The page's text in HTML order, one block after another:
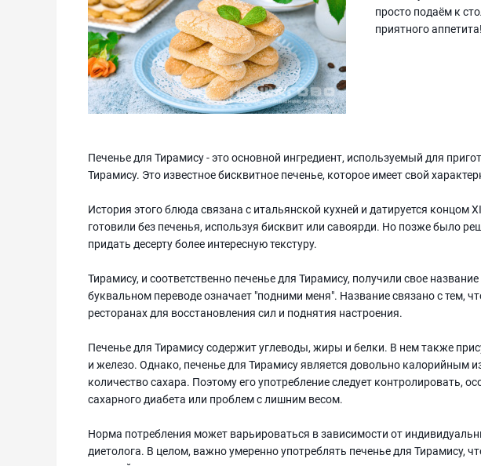
просто подаём к
приятного аппетита!
Печенье для Тирамису - это основной ингредиент, используемый для
Тирамису. Это известное бисквитное печенье, которое имеет свой
История этого блюда связана с итальянской кухней и датируется концом
готовили без печенья, используя бисквит или савоярди. Но позже было
придать десерту более интересную текстуру.
Тирамису, и соответственно печенье для Тирамису, получили свое
буквальном переводе означает "подними меня". Название связано с тем,
ресторанах для восстановления сил и поднятия настроения.
Печенье для Тирамису содержит углеводы, жиры и белки. В нем также
и железо. Однако, печенье для Тирамису является довольно калорийным
количество сахара. Поэтому его употребление следует контролировать,
сахарного диабета или проблем с лишним весом.
Норма потребления может варьироваться в зависимости от
диетолога. В целом, важно умеренно употреблять печенье для Тирамису,